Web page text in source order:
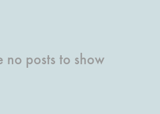
no posts to show